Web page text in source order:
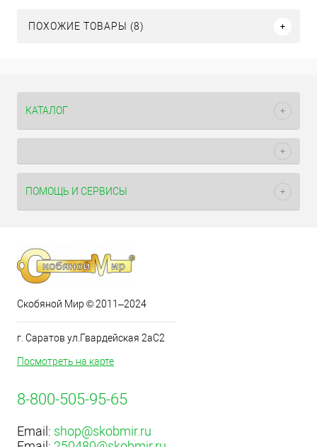
ПОХОЖИЕ ТОВАРЫ (8)
КАТАЛОГ
ПОМОЩЬ И СЕРВИСЫ
Скобяной Мир © 2011–2024
г. Саратов ул.Гвардейская 2аС2
Посмотреть на карте
8-800-505-95-65
Email: shop@skobmir.ru